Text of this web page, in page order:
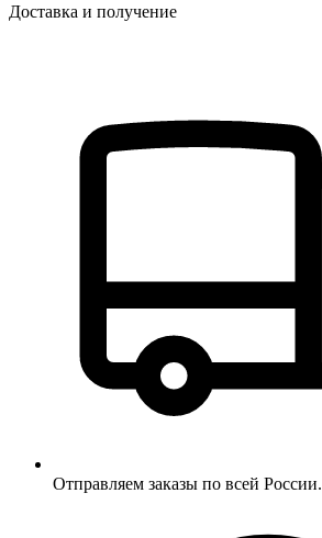
Доставка и получение
Отправляем заказы по всей России.